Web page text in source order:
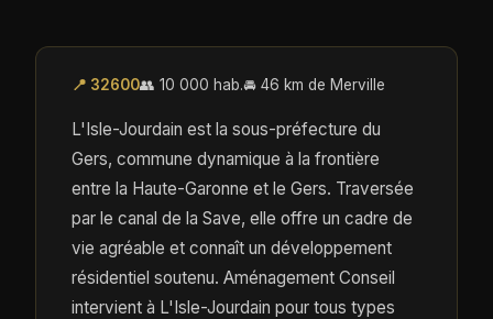
📍 32600👥 10 000 hab.🚘 46 km de Merville
L'Isle-Jourdain est la sous-préfecture du
Gers, commune dynamique à la frontière
entre la Haute-Garonne et le Gers. Traversée
par le canal de la Save, elle offre un cadre de
vie agréable et connaît un développement
résidentiel soutenu. Aménagement Conseil
intervient à L'Isle-Jourdain pour tous types